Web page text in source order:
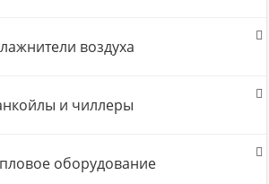
воздуха
и чиллеры
оборудование